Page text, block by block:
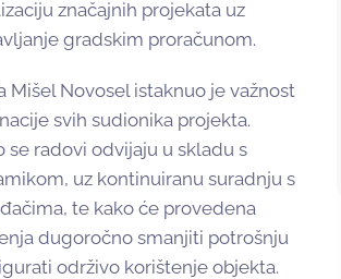
značajnih projekata uz
gradskim proračunom.
Mišel Novosel istaknuo je važnost
svih sudionika projekta.
se radovi odvijaju u skladu s
uz kontinuiranu suradnju s
te kako će provedena
dugoročno smanjiti potrošnju
održivo korištenje objekta.